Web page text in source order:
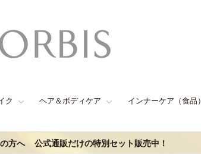
ク ヘア＆ボディケア インナーケア（食品）
方へ 公式通販だけの特別セット販売中！